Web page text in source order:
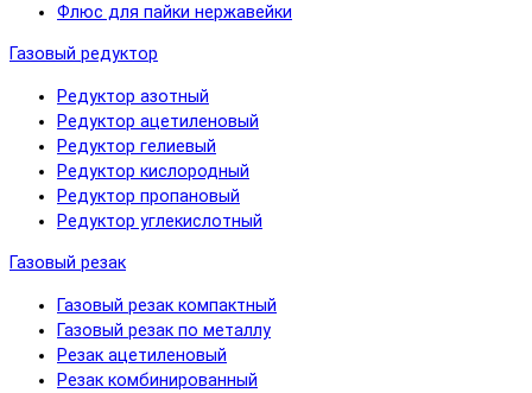
Флюс для пайки нержавейки
Газовый редуктор
Редуктор азотный
Редуктор ацетиленовый
Редуктор гелиевый
Редуктор кислородный
Редуктор пропановый
Редуктор углекислотный
Газовый резак
Газовый резак компактный
Газовый резак по металлу
Резак ацетиленовый
Резак комбинированный